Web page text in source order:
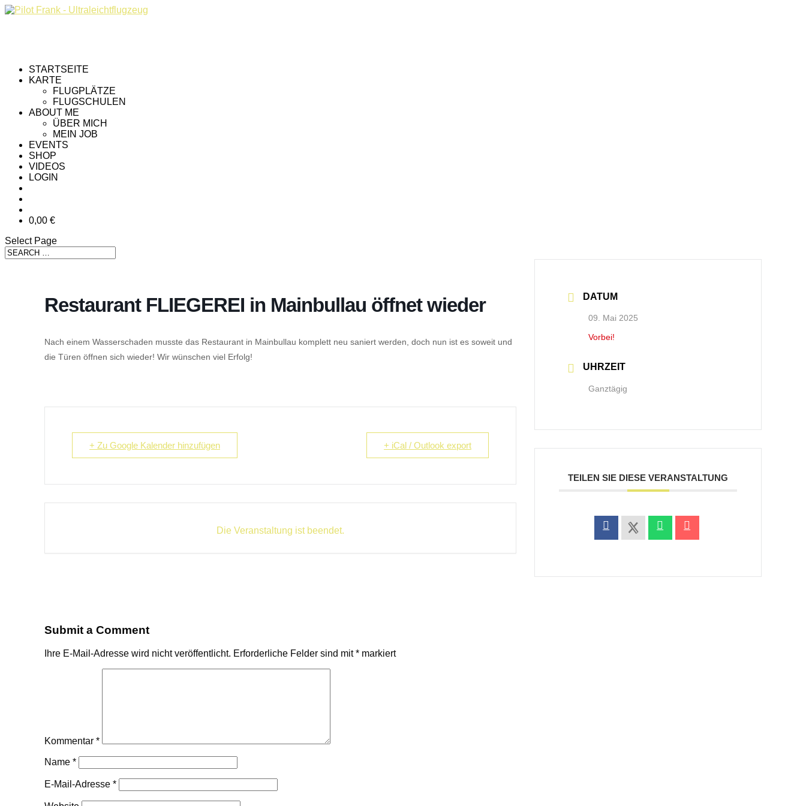
STARTSEITE
KARTE
FLUGPLÄTZE
FLUGSCHULEN
ABOUT ME
ÜBER MICH
MEIN JOB
EVENTS
SHOP
VIDEOS
LOGIN
0,00 €
Select Page
Restaurant FLIEGEREI in Mainbullau öffnet wieder
Nach einem Wasserschaden musste das Restaurant in Mainbullau komplett neu saniert werden, doch nun ist es soweit und
die Türen öffnen sich wieder! Wir wünschen viel Erfolg!
+ Zu Google Kalender hinzufügen + iCal / Outlook export
Die Veranstaltung ist beendet.
DATUM
09. Mai 2025
Vorbei!
UHRZEIT
Ganztägig
TEILEN SIE DIESE VERANSTALTUNG
Submit a Comment
Ihre E-Mail-Adresse wird nicht veröffentlicht. Erforderliche Felder sind mit* markiert
Kommentar *
Name *
E-Mail-Adresse *